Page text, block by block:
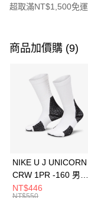
超取滿NT$1,500免運
信用卡一次付款
3 期 0 利率 每期
合作金庫商業銀行
華南商業銀行
上海商業儲蓄銀行
元大商業銀行
Apple Pay
全盈+PAY
商品加價購 (9)
NIKE U J UNICORN
CRW 1PR -160 男女
中統襪 FZ3393100
NT$446
NT$550